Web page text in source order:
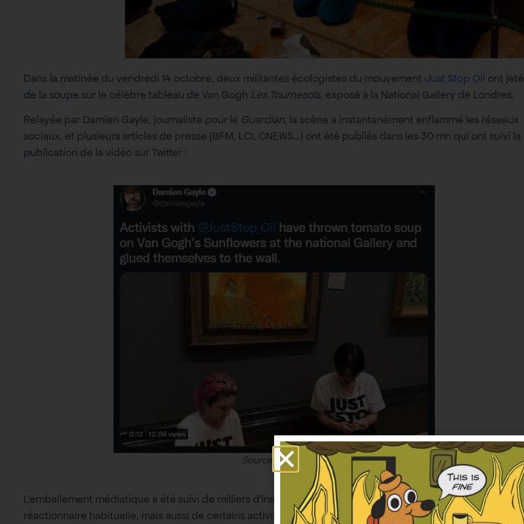
Dans la matinée du vendredi 14 octobre, deux militantes écologistes du mouvement Just Stop Oil ont jeté
de la soupe sur le célèbre tableau de Van Gogh Les Tournesols, exposé à la National Gallery de Londres.
Relayée par Damien Gayle, journaliste pour le Guardian, la scène a instantanément enflammé les réseaux
sociaux, et plusieurs articles de presse (BFM, LCI, CNEWS…) ont été publiés dans les 30 mn qui ont suivi la
publication de la vidéo sur Twitter :
Source : Twitter
L’emballement médiatique a été suivi de milliers d’insultes et indignations, à la fois de la part de la presse
réactionnaire habituelle, mais aussi de certains activistes climat comme Hugo Clément,qui considère